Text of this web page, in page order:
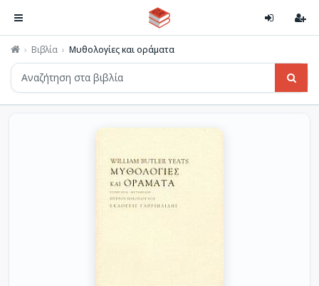
Βιβλία Μυθολογίες και οράματα